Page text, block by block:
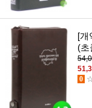
[개
(초
0